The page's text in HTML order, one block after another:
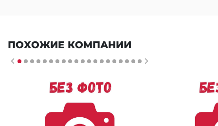
ПОХОЖИЕ КОМПАНИИ